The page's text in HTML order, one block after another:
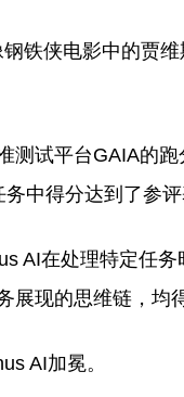
铁侠电影中的贾
测试平台GAIA的
中得分达到了参评
AI在处理特定任
现的思维链，均
AI加冕。